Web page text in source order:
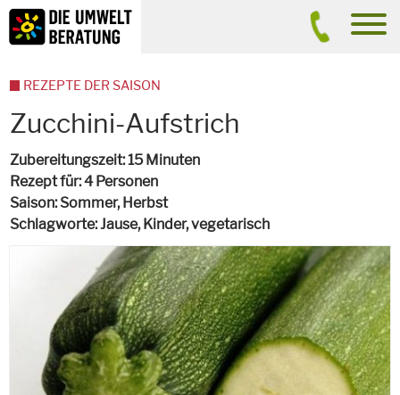
Inhalt
Suche
Zucchini-Aufstrich
Zubereitungszeit 15 Minuten
Rezept für 4 Personen
Saison Sommer, Herbst
Schlagworte Jause, Kinder,vegetarisch
REZEPTE DER SAISON